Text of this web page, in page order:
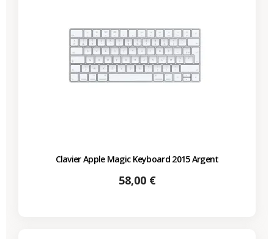
Clavier Apple Magic Keyboard 2015 Argent
Prix
58,00 €